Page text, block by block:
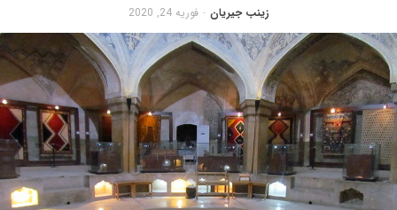
زینب جیریان - فوریه 24, 2020